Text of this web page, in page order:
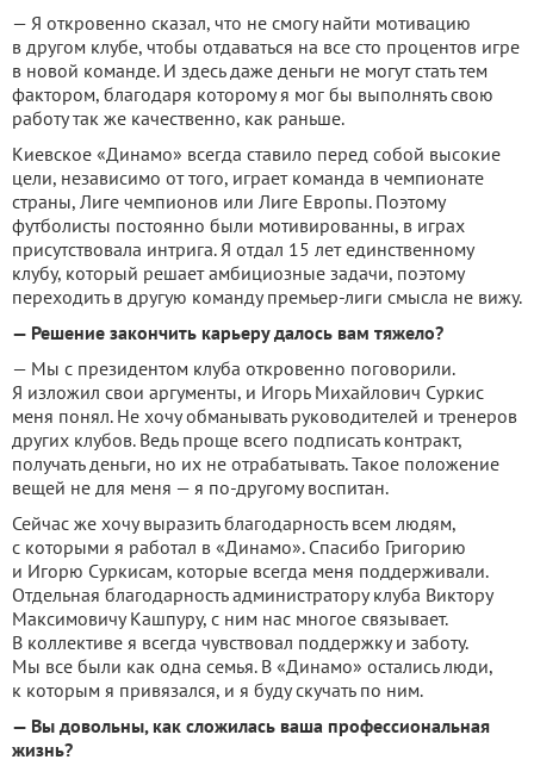
— Я откровенно сказал, что не смогу найти мотивацию
в другом клубе, чтобы отдаваться на все сто процентов игре
в новой команде. И здесь даже деньги не могут стать тем
фактором, благодаря которому я мог бы выполнять свою
работу так же качественно, как раньше.
Киевское «Динамо» всегда ставило перед собой высокие
цели, независимо от того, играет команда в чемпионате
страны, Лиге чемпионов или Лиге Европы. Поэтому
футболисты постоянно были мотивированны, в играх
присутствовала интрига. Я отдал 15 лет единственному
клубу, который решает амбициозные задачи, поэтому
переходить в другую команду премьер-лиги смысла не вижу.
— Решение закончить карьеру далось вам тяжело?
— Мы с президентом клуба откровенно поговорили.
Я изложил свои аргументы, и Игорь Михайлович Суркис
меня понял. Не хочу обманывать руководителей и тренеров
других клубов. Ведь проще всего подписать контракт,
получать деньги, но их не отрабатывать. Такое положение
вещей не для меня — я по-другому воспитан.
Сейчас же хочу выразить благодарность всем людям,
с которыми я работал в «Динамо». Спасибо Григорию
и Игорю Суркисам, которые всегда меня поддерживали.
Отдельная благодарность администратору клуба Виктору
Максимовичу Кашпуру, с ним нас многое связывает.
В коллективе я всегда чувствовал поддержку и заботу.
Мы все были как одна семья. В «Динамо» остались люди,
к которым я привязался, и я буду скучать по ним.
— Вы довольны, как сложилась ваша профессиональная
жизнь?